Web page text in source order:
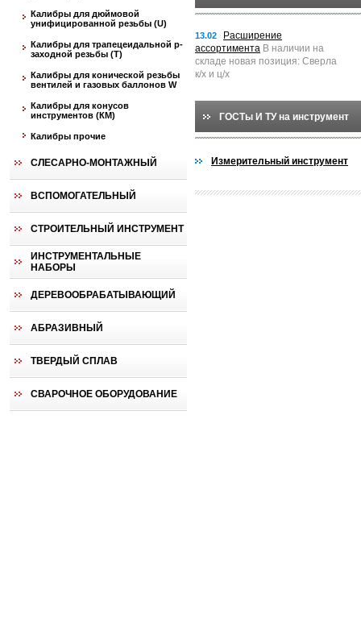
Калибры для дюймовой
унифицированной резьбы (U)
Калибры для трапецеидальной p-
заходной резьбы (T)
Калибры для конической резьбы
вентилей и газовых баллонов W
Калибры для конусов
инструментов (КМ)
Калибры прочие
СЛЕСАРНО-МОНТАЖНЫЙ
ВСПОМОГАТЕЛЬНЫЙ
СТРОИТЕЛЬНЫЙ ИНСТРУМЕНТ
ИНСТРУМЕНТАЛЬНЫЕ
НАБОРЫ
ДЕРЕВООБРАБАТЫВАЮЩИЙ
АБРАЗИВНЫЙ
ТВЕРДЫЙ СПЛАВ
СВАРОЧНОЕ ОБОРУДОВАНИЕ
13.02
Расширение
ассортимента В наличии на
складе новая позиция: Сверла
к/х и ц/х
ГОСТы И ТУ на инструмент
Измерительный инструмент